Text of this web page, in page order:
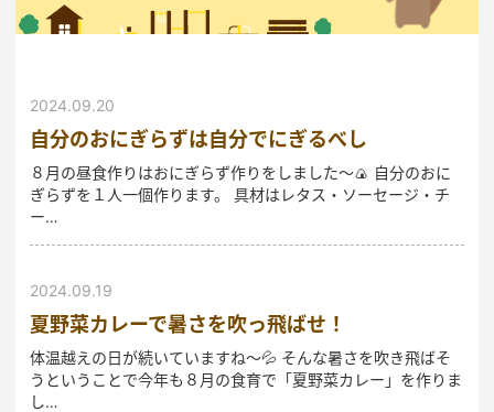
2024.09.20
自分のおにぎらずは自分でにぎるべし
８月の昼食作りはおにぎらず作りをしました～🍙 自分のおに
ぎらずを１人一個作ります。 具材はレタス・ソーセージ・チ
ー…
2024.09.19
夏野菜カレーで暑さを吹っ飛ばせ！
体温越えの日が続いていますね～💦 そんな暑さを吹き飛ばそ
うということで今年も８月の食育で「夏野菜カレー」を作りま
し…